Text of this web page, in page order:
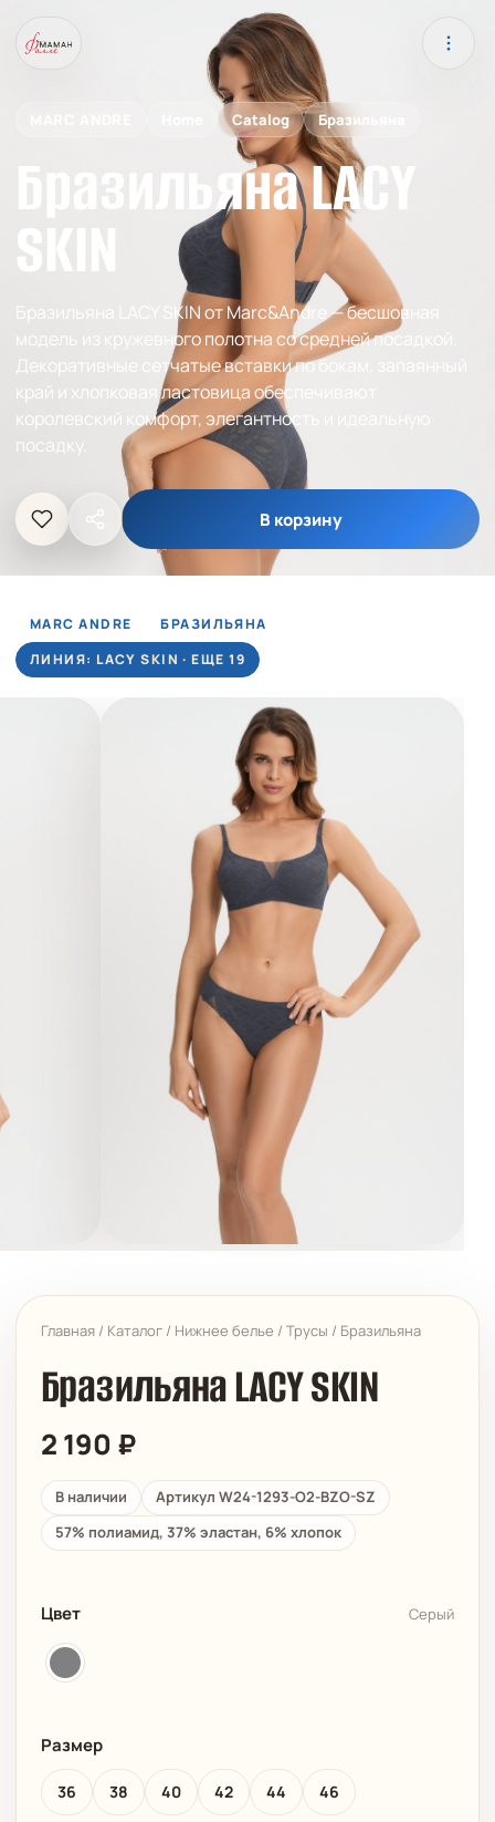
Catalog Бразильяна
Бразильяна LACY
SKIN
Бразильяна LACY SKIN от Marc&Andre — бесшовная
модель из кружевного полотна со средней посадкой.
Декоративные сетчатые вставки по бокам, запаянный
край и хлопковая ластовица обеспечивают
королевский комфорт, элегантность и идеальную
посадку.
В корзину
MARC ANDRE
БРАЗИЛЬЯНА
ЛИНИЯ: LACY SKIN · ЕЩЕ 19
Главная / Каталог / Нижнее белье / Трусы / Бразильяна
Бразильяна LACY SKIN
2 190 ₽
В наличии
Артикул W24-1293-O2-BZO-SZ
57% полиамид, 37% эластан, 6% хлопок
Цвет Серый
Размер
36 38 40 42 44 46